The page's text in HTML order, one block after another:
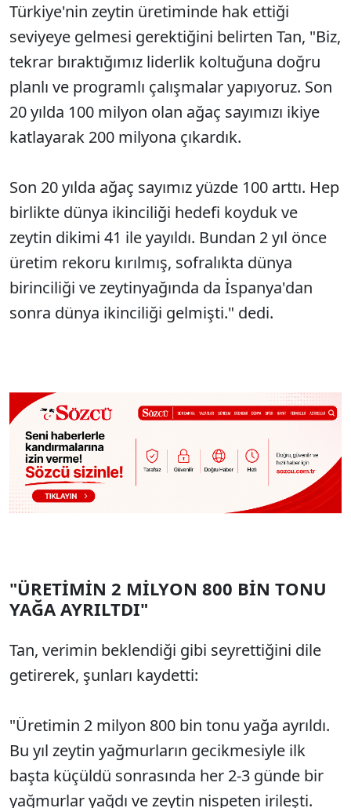
Türkiye'nin zeytin üretiminde hak ettiği
seviyeye gelmesi gerektiğini belirten Tan, "Biz,
tekrar bıraktığımız liderlik koltuğuna doğru
planlı ve programlı çalışmalar yapıyoruz. Son
20 yılda 100 milyon olan ağaç sayımızı ikiye
katlayarak 200 milyona çıkardık.
Son 20 yılda ağaç sayımız yüzde 100 arttı. Hep
birlikte dünya ikinciliği hedefi koyduk ve
zeytin dikimi 41 ile yayıldı. Bundan 2 yıl önce
üretim rekoru kırılmış, sofralıkta dünya
birinciliği ve zeytinyağında da İspanya'dan
sonra dünya ikinciliği gelmişti." dedi.
"ÜRETİMİN 2 MİLYON 800 BİN TONU
YAĞA AYRILTDI"
Tan, verimin beklendiği gibi seyrettiğini dile
getirerek, şunları kaydetti:
"Üretimin 2 milyon 800 bin tonu yağa ayrıldı.
Bu yıl zeytin yağmurların gecikmesiyle ilk
başta küçüldü sonrasında her 2-3 günde bir
yağmurlar yağdı ve zeytin nispeten irileşti.